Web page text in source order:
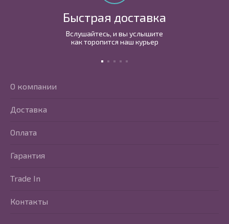
Быстрая доставка
Вслушайтесь, и вы услышите
как торопится наш курьер
О компании
Доставка
Оплата
Гарантия
Trade In
Контакты